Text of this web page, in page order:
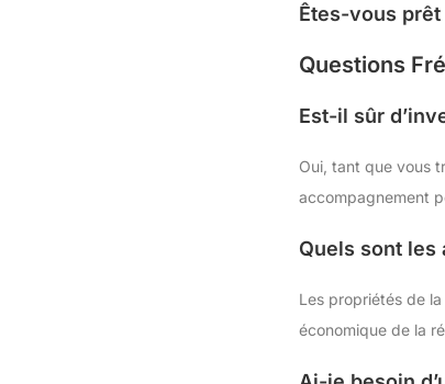
Êtes-vous
Questions
Est-il sûr
Oui, tant que vous
accompagnement
Quels sont les
Les propriétés de
économique de la